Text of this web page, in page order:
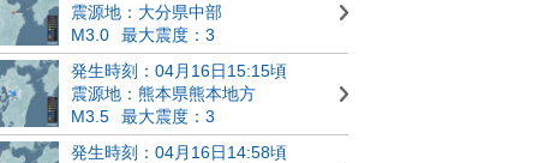
震源地：大分県中部
M3.0
最大震度：3
発生時刻：04月16日15:15頃
震源地：熊本県熊本地方
M3.5
最大震度：3
発生時刻：04月16日14:58頃